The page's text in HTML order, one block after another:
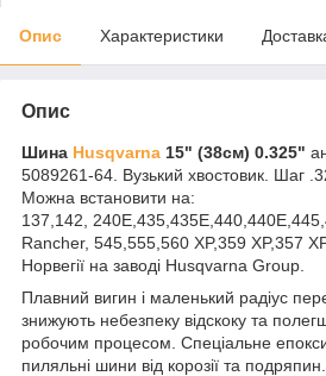
Опис Характеристики
Опис
Шина Husqvarna 15" (38см) 0.325"
5089261-64. Вузький хвостовик. Шаг
Можна встановити на:
137,142,
Rancher, 545,555,560 XP,359 XP,357
Норвегії на заводі Husqvarna Group.
Плавний вигин і маленький радіус
знижують небезпеку відскоку та
робочим процесом. Спеціальне
пиляльні шини від корозії та